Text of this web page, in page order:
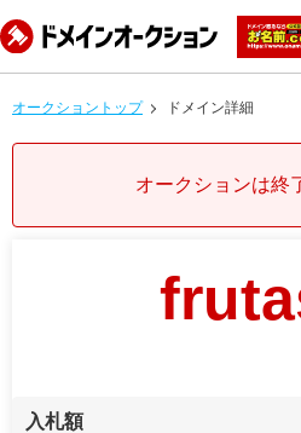
オークショントップ ドメイン詳細
オークションは終
入札額